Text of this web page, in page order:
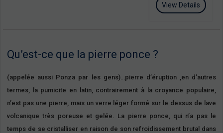
View Details
Qu’est-ce que la pierre ponce ?
(appelée aussi Ponza par les gens)…pierre d’éruption ,en d’autres
termes, la pumicite en latin, contrairement à la croyance populaire,
n’est pas une pierre, mais un verre léger formé sur le dessus de lave
volcanique très poreuse et gelée. La pierre ponce, qui n’a pas le
temps de se cristalliser en raison de son refroidissement brutal dans